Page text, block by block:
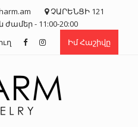
ՉԱՐԵՆՑԻ 121
- 11:00-20:00
Իմ Հաշիվը